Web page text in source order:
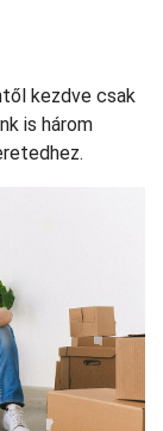
kezdve csak
is három